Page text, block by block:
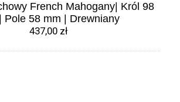
French Mahogany| Król 98
Pole 58 mm | Drewniany
437,00 zł